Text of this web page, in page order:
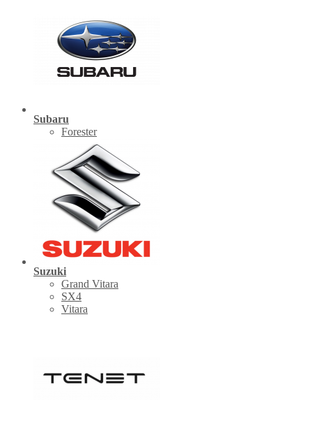
Subaru
Forester
Suzuki
Grand Vitara
SX4
Vitara